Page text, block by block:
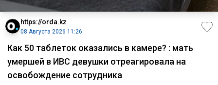
https://orda.kz
08 Августа 2026 11:26
Как 50 таблеток оказались в камере? : мать
умершей в ИВС девушки отреагировала на
освобождение сотрудника